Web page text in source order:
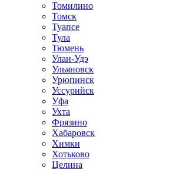
Томилино
Томск
Туапсе
Тула
Тюмень
Улан-Удэ
Ульяновск
Урюпинск
Уссурийск
Уфа
Ухта
Фрязино
Хабаровск
Химки
Хотьково
Целина